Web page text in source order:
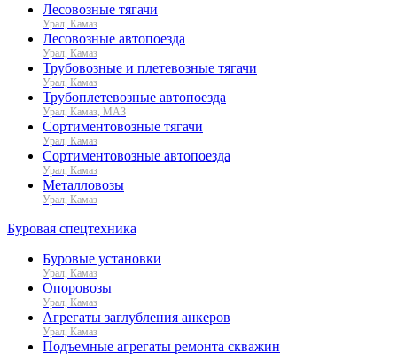
Лесовозные тягачи
Урал, Камаз
Лесовозные автопоезда
Урал, Камаз
Трубовозные и плетевозные тягачи
Урал, Камаз
Трубоплетевозные автопоезда
Урал, Камаз, МАЗ
Сортиментовозные тягачи
Урал, Камаз
Сортиментовозные автопоезда
Урал, Камаз
Металловозы
Урал, Камаз
Буровая спецтехника
Буровые установки
Урал, Камаз
Опоровозы
Урал, Камаз
Агрегаты заглубления анкеров
Урал, Камаз
Подъемные агрегаты ремонта скважин